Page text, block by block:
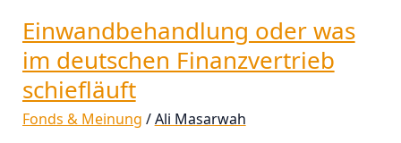
Einwandbehandlung oder was
im deutschen Finanzvertrieb
schiefläuft
Fonds & Meinung /Ali Masarwah